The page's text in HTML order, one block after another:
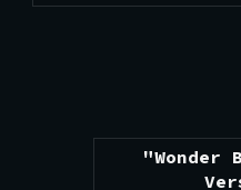
"Wonder